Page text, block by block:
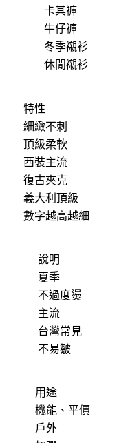
卡其褲
牛仔褲
冬季襯衫
休閒襯衫
特性
細緻不刺
頂級柔軟
西裝主流
復古夾克
義大利頂級
數字越高越細
說明
夏季
不過度燙
主流
台灣常見
不易皺
用途
機能、平價
戶外